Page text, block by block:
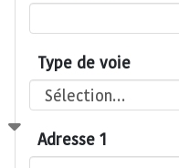
Type de voie
Adresse 1